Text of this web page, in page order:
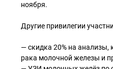
ноября.
Другие привилегии
— скидка 20% на анализы,
рака молочной железы и